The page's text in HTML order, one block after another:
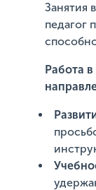
Занятия
педагог
Работа